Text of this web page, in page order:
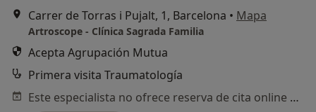
Carrer de Torras i Pujalt, 1, Barcelona • Mapa
Artroscope - Clínica Sagrada Familia
Acepta Agrupación Mutua
Primera visita Traumatología
Este especialista no ofrece reserva de cita online en esta dirección.